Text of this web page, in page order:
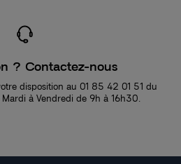
? Contactez-nous
disposition au 01 85 42 01 51 du
à Vendredi de 9h à 16h30.